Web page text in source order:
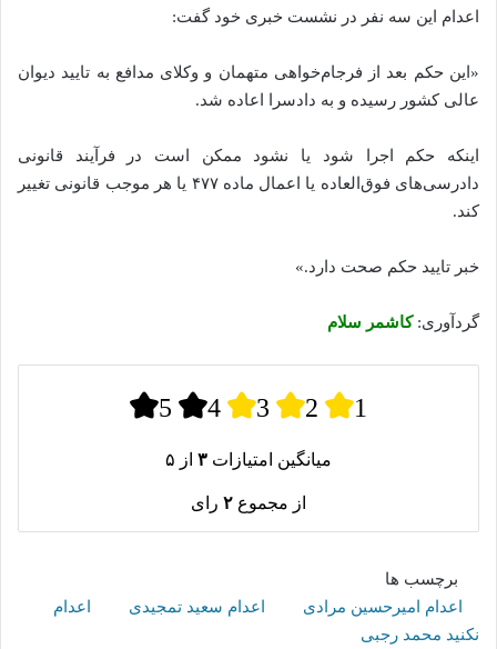
اعدام این سه نفر در نشست خبری خود گفت:
«این حکم بعد از فرجام‌خواهی متهمان و وکلای مدافع به تایید دیوان
عالی کشور رسیده و به دادسرا اعاده شد.
اینکه حکم اجرا شود یا نشود ممکن است در فرآیند قانونی
دادرسی‌های فوق‌العاده یا اعمال ماده ۴۷۷ یا هر موجب قانونی تغییر
کند.
خبر تایید حکم صحت دارد.»
گردآوری:کاشمر سلام
5 4 3 2 1
میانگین امتیازات ۳ از ۵
از مجموع ۲ رای
برچسب ها
اعدام امیرحسین مرادی
اعدام سعید تمجیدی
اعدام
نکنید محمد رجبی